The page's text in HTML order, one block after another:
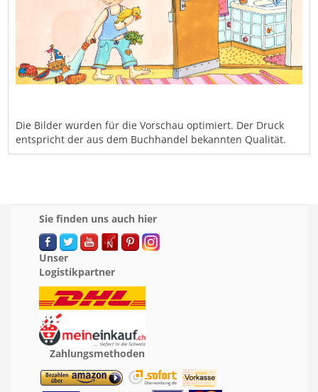
Die Bilder wurden für die Vorschau optimiert. Der Druck
entspricht der aus dem Buchhandel bekannten Qualität.
Sie finden uns auch hier
Unser
Logistikpartner
Zahlungsmethoden